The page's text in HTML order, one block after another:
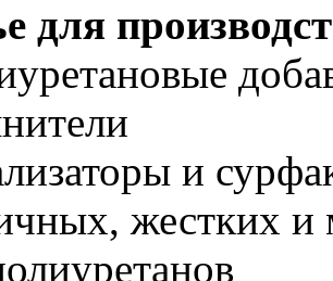
для
и
жестких